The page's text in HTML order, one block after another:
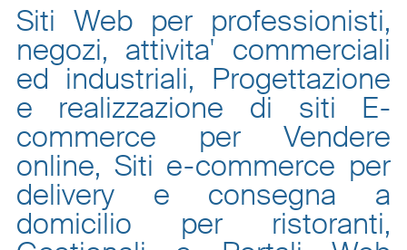
Siti Web per professionisti,
negozi, attivita' commerciali
ed industriali, Progettazione
e realizzazione di siti E-
commerce per Vendere
online, Siti e-commerce per
delivery e consegna a
domicilio per ristoranti,